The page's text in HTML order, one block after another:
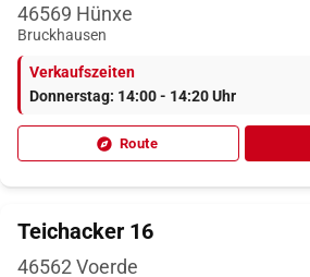
46569 Hünxe
Bruckhausen
Verkaufszeiten
Donnerstag: 14:00 - 14:20 Uhr
Route
Teichacker 16
46562Voerde